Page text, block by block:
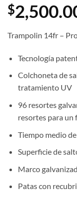
$
Trampolin 14fr –
Tecnología
Colchoneta de
tratamiento UV
96 resortes
resortes para un
Tiempo medio
Superficie de
Marco
Patas con